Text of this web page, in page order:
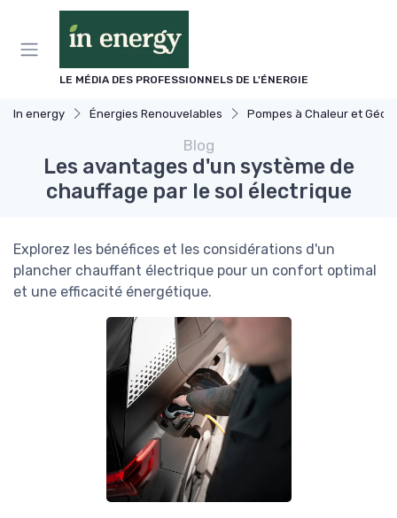
LE MÉDIA DES PROFESSIONNELS DE L'ÉNERGIE
In energy Énergies Renouvelables Pompes à Chaleur et Géothermie
Blog
Les avantages d'un système de
chauffage par le sol électrique
Explorez les bénéfices et les considérations d'un
plancher chauffant électrique pour un confort optimal
et une efficacité énergétique.
Panneau de gestion des cookies